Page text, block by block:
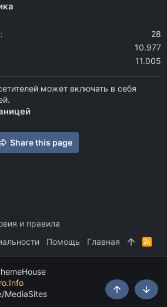
28
10.977
11.005
может включать в себя
Share this page
и правила
Помощь Главная
R
MediaSites Сверху Снизу